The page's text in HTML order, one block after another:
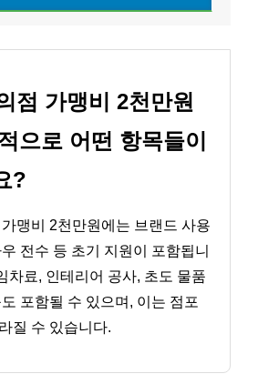
점 가맹비 2천만원
으로 어떤 항목들이
?
맹비 2천만원에는 브랜드 사용
전수 등 초기 지원이 포함됩니
차료, 인테리어 공사, 초도 물품
포함될 수 있으며, 이는 점포
질 수 있습니다.